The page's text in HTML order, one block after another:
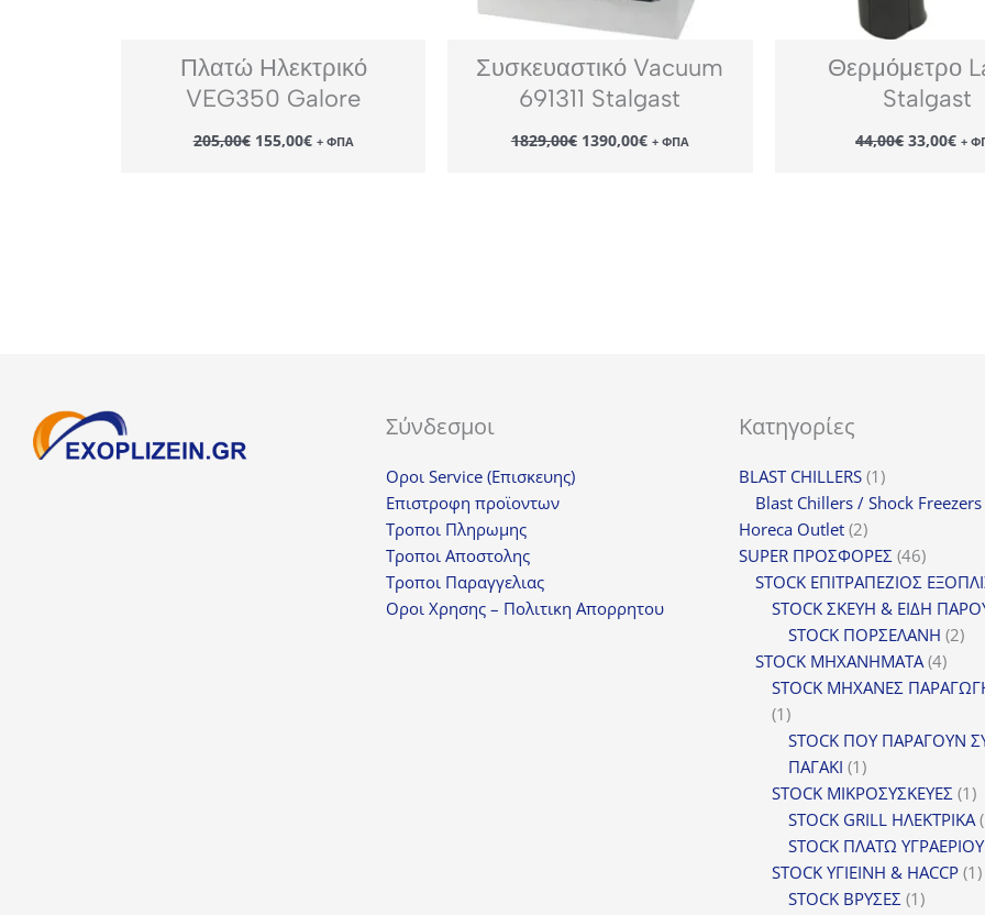
Πλατώ Ηλεκτρικό
VEG350 Galore
205,00€ Original
price
155,00€Η
τρέχουσα
+ ΦΠΑ
Συσκευαστικό Vacuum
691311 Stalgast
1829,00€ Original
price
1390,00€Η
τρέχουσα
+ ΦΠΑ
Θερμόμετρο
Stalgast
44,00€ Original
price
33,00€Η+
Σύνδεσμοι
Οροι Service (Επισκευης)
Επιστροφη προϊοντων
Τροποι Πληρωμης
Τροποι Αποστολης
Τροποι Παραγγελιας
Οροι Χρησης – Πολιτικη Απορρητου
Κατηγορίες
BLAST CHILLERS 11
προϊόν
Blast Chillers / Shock Freezers
Horeca Outlet 22
προϊόντα
SUPER ΠΡΟΣΦΟΡΕΣ 4646
STOCK ΕΠΙΤΡΑΠΕΖΙΟΣ
STOCK ΣΚΕΥΗ & ΕΙΔΗ
STOCK ΠΟΡΣΕΛΑΝΗ 22
STOCK ΜΗΧΑΝΗΜΑΤΑ 44
STOCK ΜΗΧΑΝΕΣ
11
προϊόν
STOCK ΠΟΥ ΠΑΡΑΓΟΥΝ
ΠΑΓΑΚΙ 11
προϊόν
STOCK ΜΙΚΡΟΣΥΣΚΕΥΕΣ 11
STOCK GRILL ΗΛΕΚΤΡΙΚΑ
STOCK ΠΛΑΤΩ ΥΓΡΑΕΡΙΟΥ
STOCK ΥΓΙΕΙΝΗ & HACCP 11
STOCK ΒΡΥΣΕΣ 11